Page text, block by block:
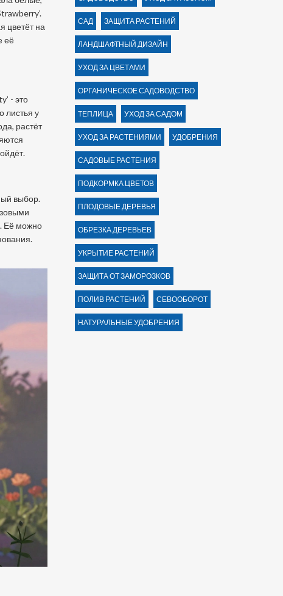
цветёт на
её
- это
листья у
растёт
выбор.
Её можно
САД ЗАЩИТА РАСТЕНИЙ
ЛАНДШАФТНЫЙ ДИЗАЙН
УХОД ЗА ЦВЕТАМИ
ОРГАНИЧЕСКОЕ САДОВОДСТВО
ТЕПЛИЦА УХОД ЗА САДОМ
УХОД ЗА РАСТЕНИЯМИ УДОБРЕНИЯ
САДОВЫЕ РАСТЕНИЯ
ПОДКОРМКА ЦВЕТОВ
ПЛОДОВЫЕ ДЕРЕВЬЯ
ОБРЕЗКА ДЕРЕВЬЕВ
УКРЫТИЕ РАСТЕНИЙ
ЗАЩИТА ОТ ЗАМОРОЗКОВ
ПОЛИВ РАСТЕНИЙ СЕВООБОРОТ
НАТУРАЛЬНЫЕ УДОБРЕНИЯ